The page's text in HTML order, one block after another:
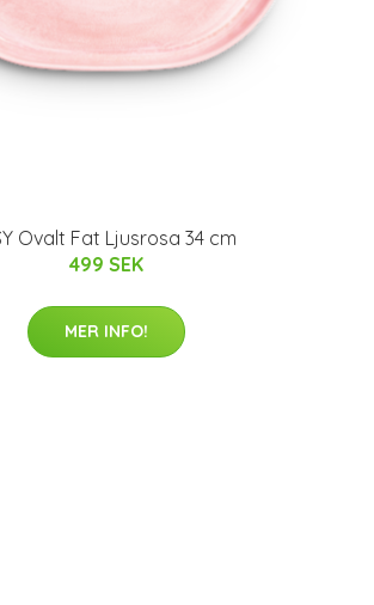
Ovalt Fat Ljusrosa 34 cm
499 SEK
MER INFO!